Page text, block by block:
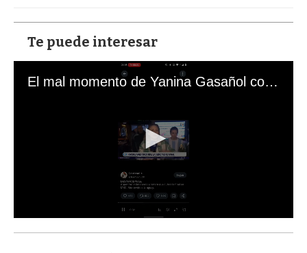
Te puede interesar
El mal momento de Yanina Gasañol con un hincha argentino en "Subrayado"
s